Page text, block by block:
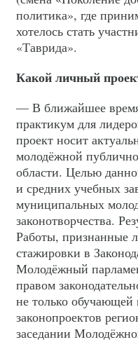
политика», где
хотелось стать
«Таврида».
Какой личный
— В ближайшее время
практикум для
проект носит
молодёжной
области. Целью
и средних учебных
муниципальных
законотворчества.
Работы, признанные
стажировки в
Молодёжный
правом
не только
законопроектов
заседании